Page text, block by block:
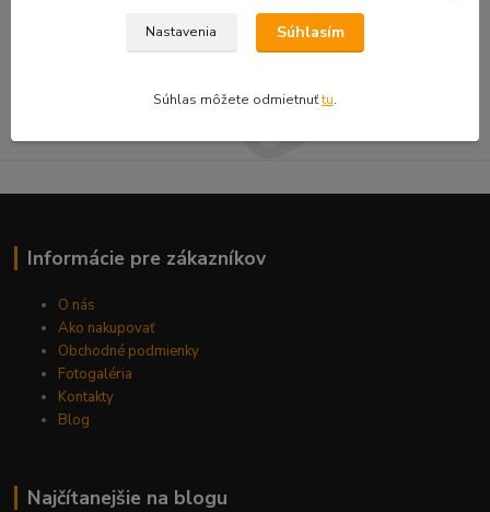
Prihlásiť sa
Informácie pre zákazníkov
O nás
Ako nakupovať
Obchodné podmienky
Fotogaléria
Kontakty
Blog
Najčítanejšie na blogu
Nastavenia Súhlasím
Súhlas môžete odmietnuťtu.